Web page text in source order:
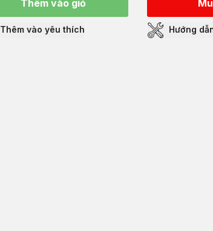
Thêm vào giỏ
Thêm vào yêu thích Hướng